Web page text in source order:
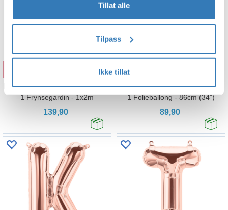
Tillat alle
Tilpass
Ikke tillat
Irriserende Folie - Frynsegardin
1 Frynsegardin - 1x2m
139,90
Bokstav O - Rose Gold
1 Folieballong - 86cm (34")
89,90